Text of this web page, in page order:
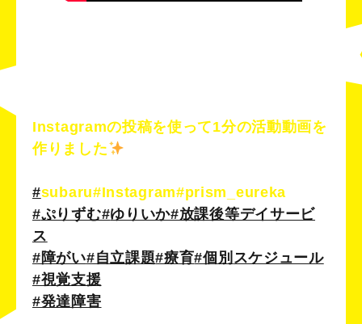
Instagramの投稿を使って1分の活動動画を
作りました
#subaru#Instagram#prism_eureka
#ぷりずむ#ゆりいか#放課後等デイサービ
ス
#障がい#自立課題#療育#個別 スケジュール
#視覚支援
#発達障害